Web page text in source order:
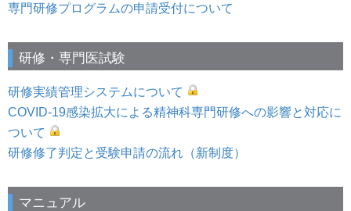
専門研修プログラムの申請受付について
研修・専門医試験
研修実績管理システムについて
COVID-19感染拡大による精神科専門研修への影響と対応に
ついて
研修修了判定と受験申請の流れ（新制度）
マニュアル